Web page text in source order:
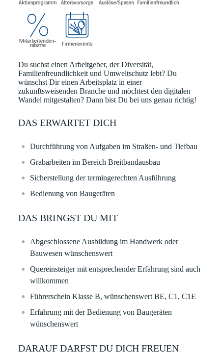
Du suchst einen Arbeitgeber, der Diversität,
Familienfreundlichkeit und Umweltschutz lebt? Du
wünschst Dir einen Arbeitsplatz in einer
zukunftsweisenden Branche und möchtest den digitalen
Wandel mitgestalten? Dann bist Du bei uns genau richtig!
DAS ERWARTET DICH
Durchführung von Aufgaben im Straßen- und Tiefbau
Grabarbeiten im Bereich Breitbandausbau
Sicherstellung der termingerechten Ausführung
Bedienung von Baugeräten
DAS BRINGST DU MIT
Abgeschlossene Ausbildung im Handwerk oder
Bauwesen wünschenswert
Quereinsteiger mit entsprechender Erfahrung sind auch
willkommen
Führerschein Klasse B, wünschenswert BE, C1, C1E
Erfahrung mit der Bedienung von Baugeräten
wünschenswert
DARAUF DARFST DU DICH FREUEN